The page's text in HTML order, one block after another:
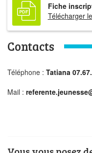
Fiche
Télécharger
Contacts
Téléphone : Tatiana
Mail :